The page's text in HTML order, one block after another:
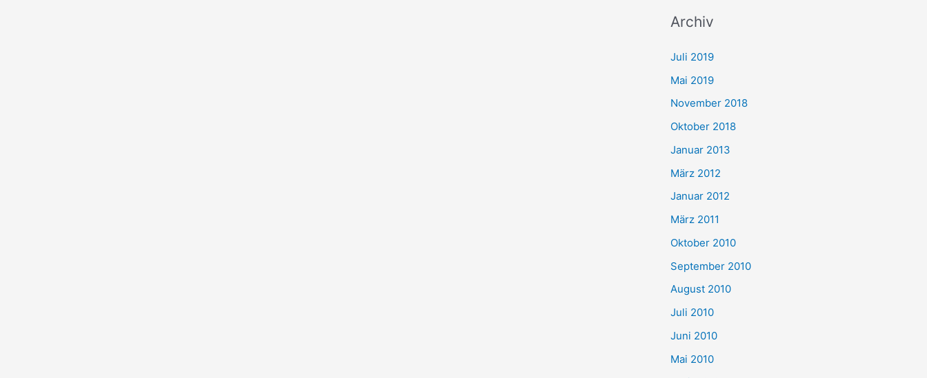
Archiv
Juli 2019
Mai 2019
November 2018
Oktober 2018
Januar 2013
März 2012
Januar 2012
März 2011
Oktober 2010
September 2010
August 2010
Juli 2010
Juni 2010
Mai 2010